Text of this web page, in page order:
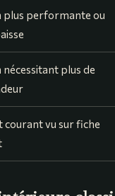
plus performante ou
nécessitant plus de
courant vu sur fiche